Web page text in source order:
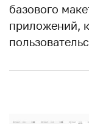
базового
приложений,